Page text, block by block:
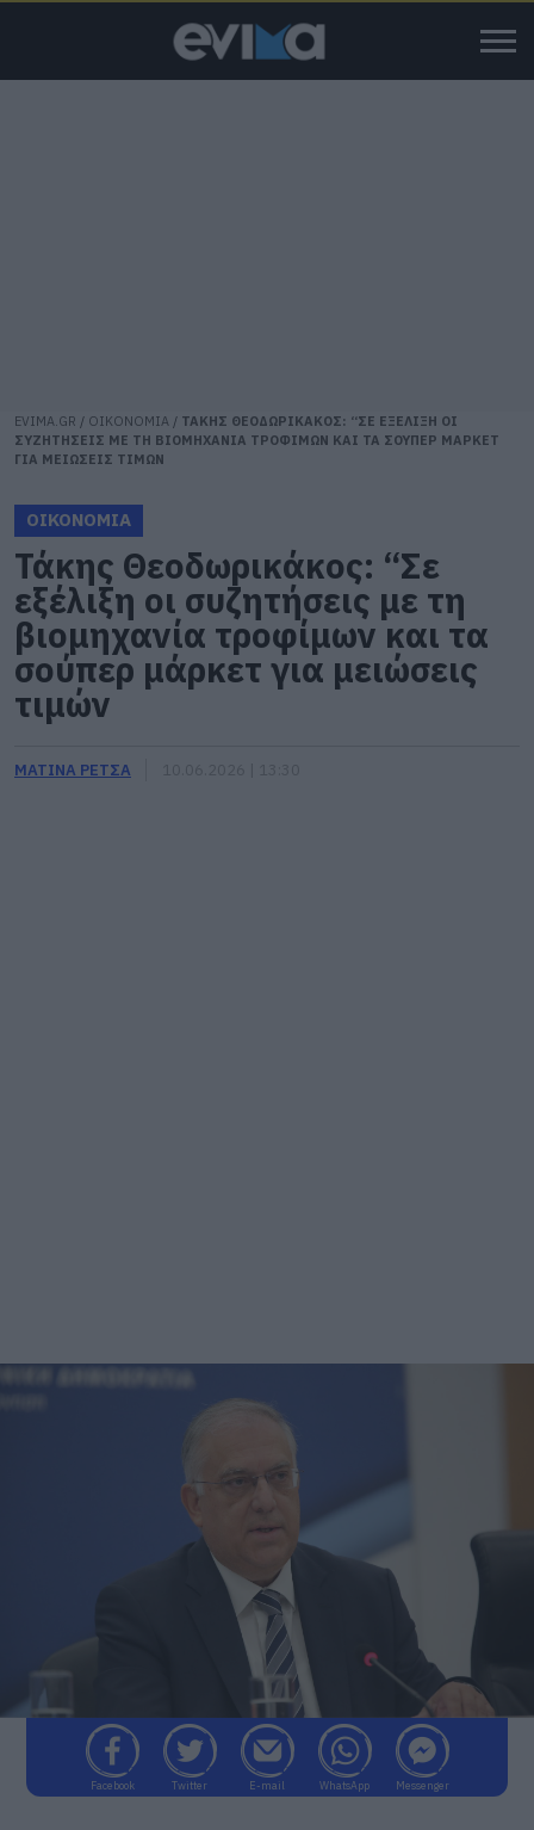
EVIMA.GR / ΟΙΚΟΝΟΜΙΑ / ΤΑΚΗΣ ΘΕΟΔΩΡΙΚΑΚΟΣ: “ΣΕ ΕΞΕΛΙΞΗ ΟΙ
ΣΥΖΗΤΗΣΕΙΣ ΜΕ ΤΗ ΒΙΟΜΗΧΑΝΙΑ ΤΡΟΦΙΜΩΝ ΚΑΙ ΤΑ ΣΟΥΠΕΡ ΜΑΡΚΕΤ
ΓΙΑ ΜΕΙΩΣΕΙΣ ΤΙΜΩΝ
ΟΙΚΟΝΟΜΙΑ
Τάκης Θεοδωρικάκος: “Σε
εξέλιξη οι συζητήσεις με τη
βιομηχανία τροφίμων και τα
σούπερ μάρκετ για μειώσεις
τιμών
ΜΑΤΙΝΑ ΡΕΤΣΑ
Facebook Twitter E-mail WhatsApp Messenger